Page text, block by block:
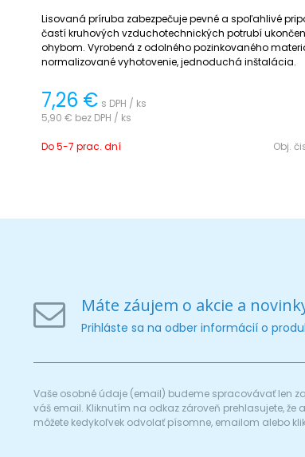
Lisovaná príruba zabezpečuje pevné a spoľahlivé
častí kruhových vzduchotechnických potrubí
ohybom. Vyrobená z odolného pozinkovaného
normalizované vyhotovenie, jednoduchá inštalácia.
7,26 € s DPH / ks
5,90 € bez DPH / ks
Do 5-7 prac. dní Obj.
Máte záujem o akcie a
Prihláste sa na odber informácií o
Vaše osobné údaje (email) budeme spracovávať len
váš email. Kliknutím na odkaz zároveň prehlasujete,
môžete kedykoľvek odvolať písomne, emailom alebo